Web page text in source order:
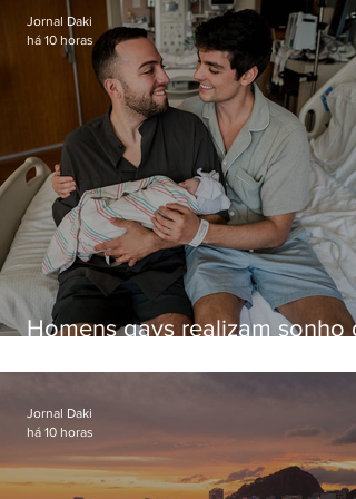
voo
Homens gays realizam sonho
paternidade
Jornal Daki
há 10 horas
Jornal Daki
há 10 horas